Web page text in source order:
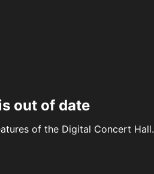
out of date
of the Digital Concert Hall.